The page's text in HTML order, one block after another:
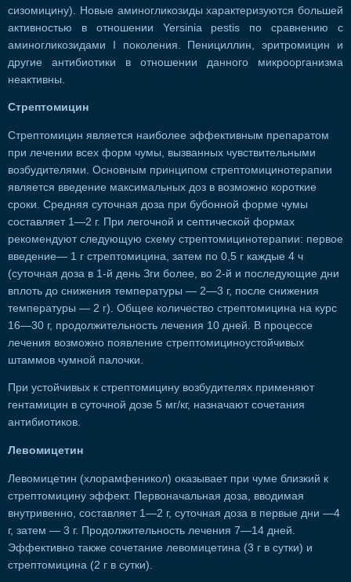
сизомицину). Новые аминогликозиды характеризуются большей
активностью в отношении Yersinia pestis по сравнению с
аминогликозидами I поколения. Пенициллин, эритромицин и
другие антибиотики в отношении данного микроорганизма
неактивны.
Стрептомицин
Стрептомицин является наиболее эффективным препаратом
при лечении всех форм чумы, вызванных чувствительными
возбудителями. Основным принципом стрептомицинотерапии
является введение максимальных доз в возможно короткие
сроки. Средняя суточная доза при бубонной форме чумы
составляет 1—2 г. При легочной и септической формах
рекомендуют следующую схему стрептомицинотерапии: первое
введение— 1 г стрептомицина, затем по 0,5 г каждые 4 ч
(суточная доза в 1-й день Зги более, во 2-й и последующие дни
вплоть до снижения температуры — 2—3 г, после снижения
температуры — 2 г). Общее количество стрептомицина на курс
16—30 г, продолжительность лечения 10 дней. В процессе
лечения возможно появление стрептомициноустойчивых
штаммов чумной палочки.
При устойчивых к стрептомицину возбудителях применяют
гентамицин в суточной дозе 5 мг/кг, назначают сочетания
антибиотиков.
Левомицетин
Левомицетин (хлорамфеникол) оказывает при чуме близкий к
стрептомицину эффект. Первоначальная доза, вводимая
внутривенно, составляет 1—2 г, суточная доза в первые дни —4
г, затем — 3 г. Продолжительность лечения 7—14 дней.
Эффективно также сочетание левомицетина (3 г в сутки) и
стрептомицина (2 г в сутки).